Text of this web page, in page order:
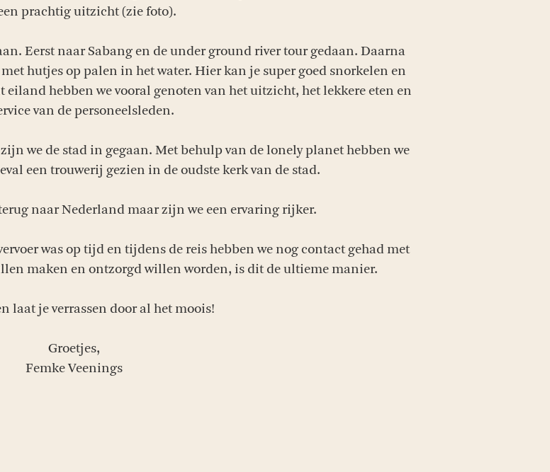
prachtig uitzicht (zie foto).
Eerst naar Sabang en de under ground river tour gedaan. Daarna
hutjes op palen in het water. Hier kan je super goed snorkelen en
hebben we vooral genoten van het uitzicht, het lekkere eten en
van de personeelsleden.
we de stad in gegaan. Met behulp van de lonely planet hebben we
een trouwerij gezien in de oudste kerk van de stad.
naar Nederland maar zijn we een ervaring rijker.
was op tijd en tijdens de reis hebben we nog contact gehad met
maken en ontzorgd willen worden, is dit de ultieme manier.
laat je verrassen door al het moois!
Groetjes,
Femke Veenings